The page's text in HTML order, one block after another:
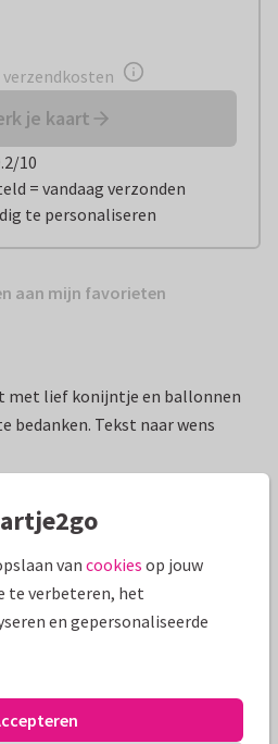
verzendkosten
je kaart
10
= vandaag verzonden
te personaliseren
aan mijn favorieten
met lief konijntje en ballonnen
bedanken. Tekst naar wens
Annemie Satijn Grappig
van cookies op jouw
te verbeteren, het
en gepersonaliseerde